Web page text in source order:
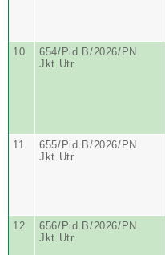
10
654/Pid.B/2026/PN
Jkt.Utr
11
655/Pid.B/2026/PN
Jkt.Utr
12
656/Pid.B/2026/PN
Jkt.Utr